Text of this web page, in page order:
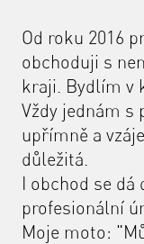
Od roku 2016
obchoduji s
kraji. Bydlím v
Vždy jednám s
upřímně a
důležitá.
I obchod se dá
profesionální
Moje moto: